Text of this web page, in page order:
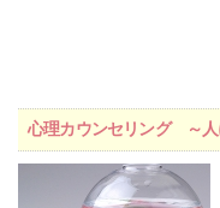
心理カウンセリング ～人